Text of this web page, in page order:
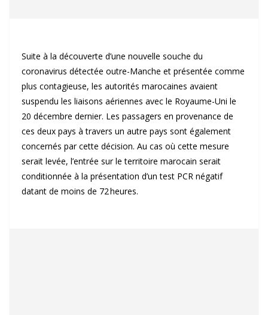
Suite à la découverte d’une nouvelle souche du
coronavirus détectée outre-Manche et présentée comme
plus contagieuse, les autorités marocaines avaient
suspendu les liaisons aériennes avec le Royaume-Uni le
20 décembre dernier. Les passagers en provenance de
ces deux pays à travers un autre pays sont également
concernés par cette décision. Au cas où cette mesure
serait levée, l’entrée sur le territoire marocain serait
conditionnée à la présentation d’un test PCR négatif
datant de moins de 72 heures.